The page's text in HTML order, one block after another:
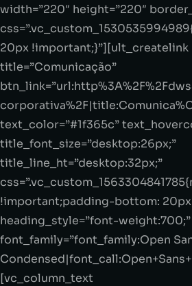
width=”220″ height=”220″
20px !important;}”][ult_createlink
title=”Comunicação”
text_color=”#1f365c”
title_font_size=”desktop:26px;”
title_line_ht=”desktop:32px;”
!important;padding-bottom:
heading_style=”font-weight:700;”
font_family=”font_family:Open
[vc_column_text